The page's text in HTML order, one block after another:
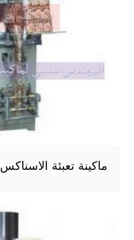
ماكينة تعبئة الاسناكس